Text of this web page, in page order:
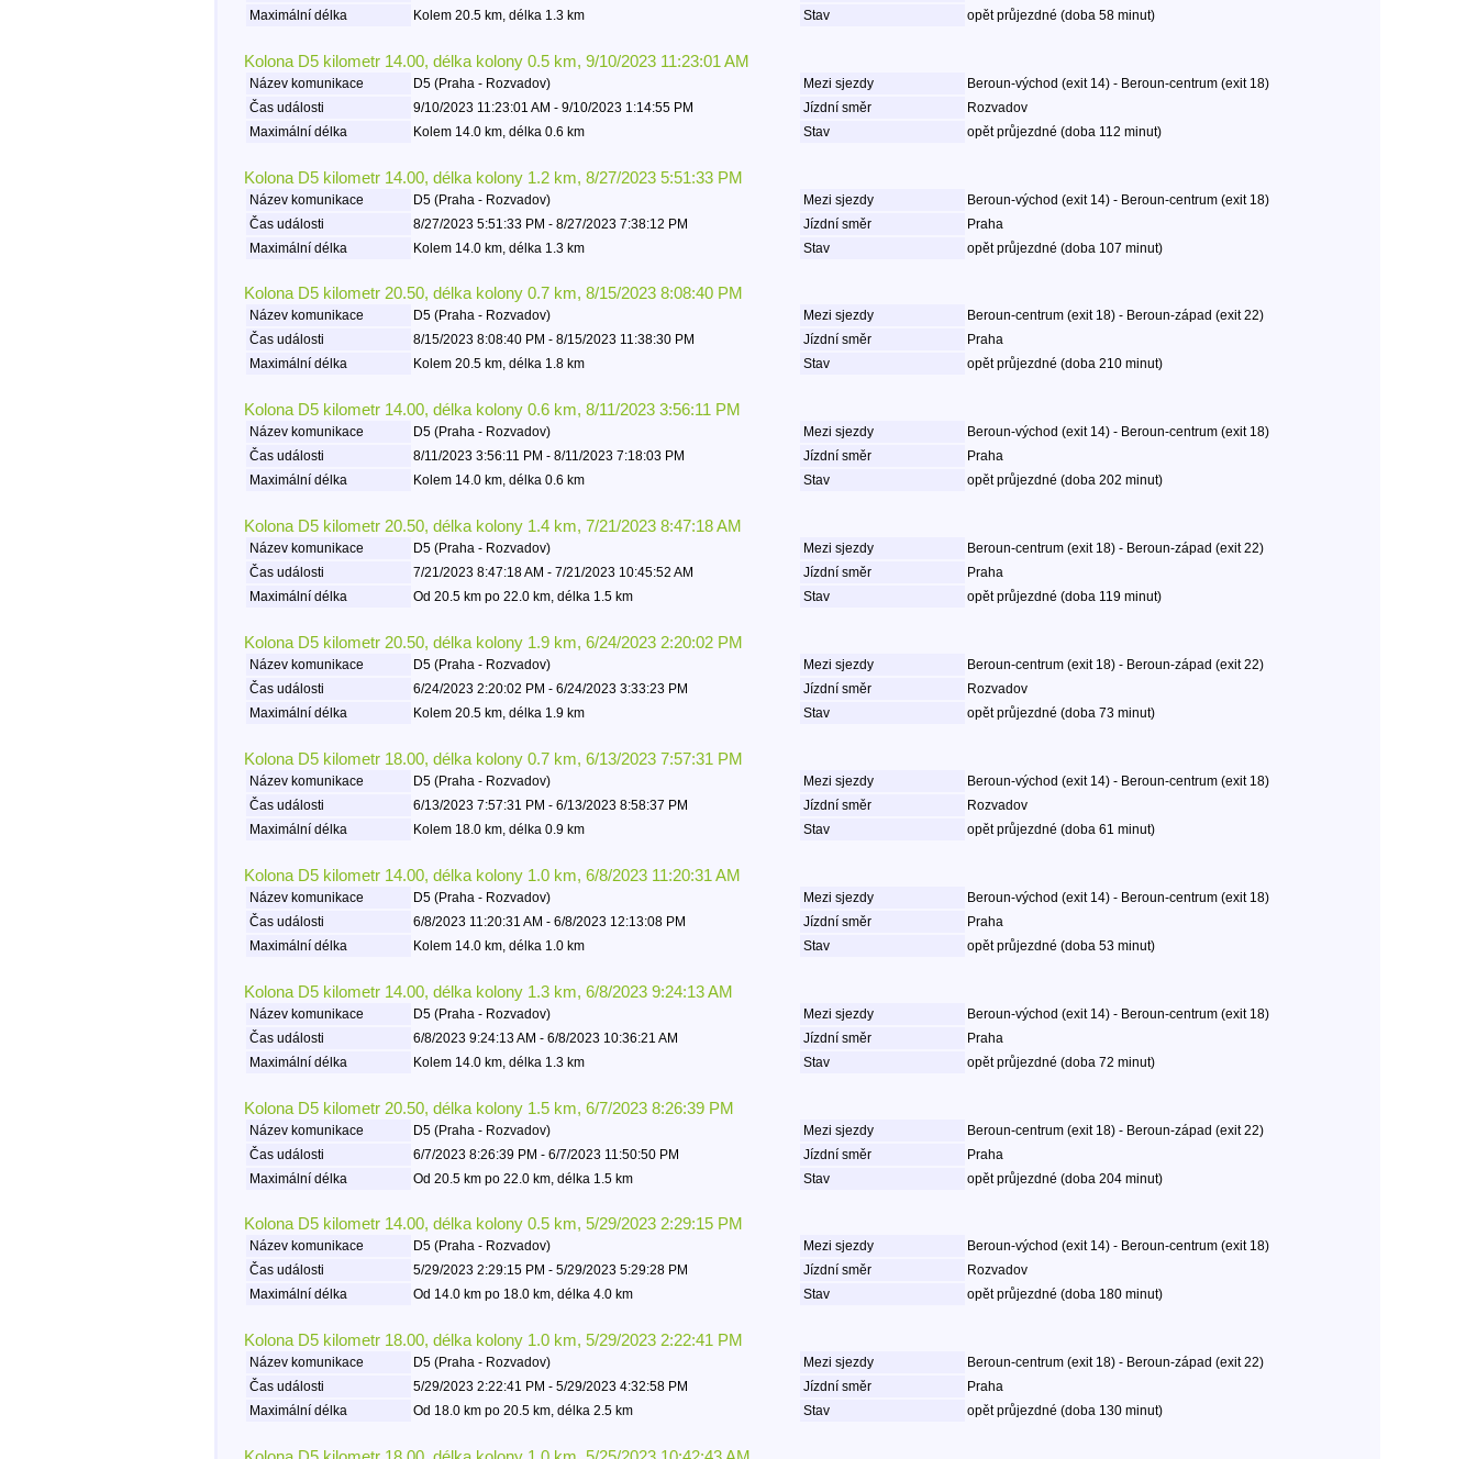
Maximální délka
Kolem 20.5 km, délka 1.3 km Stav opět průjezdné (doba 58 minut)
Kolona D5 kilometr 14.00, délka kolony 0.5 km, 9/10/2023 11:23:01 AM
Název komunikace D5 (Praha - Rozvadov) Mezi sjezdy
Beroun-východ (exit 14) - Beroun-centrum (exit 18)
Čas události
9/10/2023 11:23:01 AM - 9/10/2023 1:14:55 PM Jízdní směr
Rozvadov
Maximální délka
Kolem 14.0 km, délka 0.6 km Stav opět průjezdné (doba 112 minut)
Kolona D5 kilometr 14.00, délka kolony 1.2 km, 8/27/2023 5:51:33 PM
Název komunikace D5 (Praha - Rozvadov) Mezi sjezdy
Beroun-východ (exit 14) - Beroun-centrum (exit 18)
Čas události
8/27/2023 5:51:33 PM - 8/27/2023 7:38:12 PM Jízdní směr
Praha
Maximální délka
Kolem 14.0 km, délka 1.3 km Stav opět průjezdné (doba 107 minut)
Kolona D5 kilometr 20.50, délka kolony 0.7 km, 8/15/2023 8:08:40 PM
Název komunikace D5 (Praha - Rozvadov) Mezi sjezdy
Beroun-centrum (exit 18) - Beroun-západ (exit 22)
Čas události
8/15/2023 8:08:40 PM - 8/15/2023 11:38:30 PM Jízdní směr
Praha
Maximální délka
Kolem 20.5 km, délka 1.8 km Stav opět průjezdné (doba 210 minut)
Kolona D5 kilometr 14.00, délka kolony 0.6 km, 8/11/2023 3:56:11 PM
Název komunikace D5 (Praha - Rozvadov) Mezi sjezdy
Beroun-východ (exit 14) - Beroun-centrum (exit 18)
Čas události
8/11/2023 3:56:11 PM - 8/11/2023 7:18:03 PM Jízdní směr
Praha
Maximální délka
Kolem 14.0 km, délka 0.6 km Stav opět průjezdné (doba 202 minut)
Kolona D5 kilometr 20.50, délka kolony 1.4 km, 7/21/2023 8:47:18 AM
Název komunikace D5 (Praha - Rozvadov) Mezi sjezdy
Beroun-centrum (exit 18) - Beroun-západ (exit 22)
Čas události
7/21/2023 8:47:18 AM - 7/21/2023 10:45:52 AM Jízdní směr
Praha
Maximální délka
Od 20.5 km po 22.0 km, délka 1.5 km Stav opět průjezdné (doba 119 minut)
Kolona D5 kilometr 20.50, délka kolony 1.9 km, 6/24/2023 2:20:02 PM
Název komunikace D5 (Praha - Rozvadov) Mezi sjezdy
Beroun-centrum (exit 18) - Beroun-západ (exit 22)
Čas události
6/24/2023 2:20:02 PM - 6/24/2023 3:33:23 PM Jízdní směr
Rozvadov
Maximální délka
Kolem 20.5 km, délka 1.9 km Stav opět průjezdné (doba 73 minut)
Kolona D5 kilometr 18.00, délka kolony 0.7 km, 6/13/2023 7:57:31 PM
Název komunikace D5 (Praha - Rozvadov) Mezi sjezdy
Beroun-východ (exit 14) - Beroun-centrum (exit 18)
Čas události
6/13/2023 7:57:31 PM - 6/13/2023 8:58:37 PM Jízdní směr
Rozvadov
Maximální délka
Kolem 18.0 km, délka 0.9 km Stav opět průjezdné (doba 61 minut)
Kolona D5 kilometr 14.00, délka kolony 1.0 km, 6/8/2023 11:20:31 AM
Název komunikace D5 (Praha - Rozvadov) Mezi sjezdy
Beroun-východ (exit 14) - Beroun-centrum (exit 18)
Čas události
6/8/2023 11:20:31 AM - 6/8/2023 12:13:08 PM Jízdní směr
Praha
Maximální délka
Kolem 14.0 km, délka 1.0 km Stav opět průjezdné (doba 53 minut)
Kolona D5 kilometr 14.00, délka kolony 1.3 km, 6/8/2023 9:24:13 AM
Název komunikace D5 (Praha - Rozvadov) Mezi sjezdy
Beroun-východ (exit 14) - Beroun-centrum (exit 18)
Čas události
6/8/2023 9:24:13 AM - 6/8/2023 10:36:21 AM Jízdní směr
Praha
Maximální délka
Kolem 14.0 km, délka 1.3 km Stav opět průjezdné (doba 72 minut)
Kolona D5 kilometr 20.50, délka kolony 1.5 km, 6/7/2023 8:26:39 PM
Název komunikace D5 (Praha - Rozvadov) Mezi sjezdy
Beroun-centrum (exit 18) - Beroun-západ (exit 22)
Čas události
6/7/2023 8:26:39 PM - 6/7/2023 11:50:50 PM Jízdní směr
Praha
Maximální délka
Od 20.5 km po 22.0 km, délka 1.5 km Stav opět průjezdné (doba 204 minut)
Kolona D5 kilometr 14.00, délka kolony 0.5 km, 5/29/2023 2:29:15 PM
Název komunikace D5 (Praha - Rozvadov) Mezi sjezdy
Beroun-východ (exit 14) - Beroun-centrum (exit 18)
Čas události
5/29/2023 2:29:15 PM - 5/29/2023 5:29:28 PM Jízdní směr
Rozvadov
Maximální délka
Od 14.0 km po 18.0 km, délka 4.0 km Stav opět průjezdné (doba 180 minut)
Kolona D5 kilometr 18.00, délka kolony 1.0 km, 5/29/2023 2:22:41 PM
Název komunikace D5 (Praha - Rozvadov) Mezi sjezdy
Beroun-centrum (exit 18) - Beroun-západ (exit 22)
Čas události
5/29/2023 2:22:41 PM - 5/29/2023 4:32:58 PM Jízdní směr
Praha
Maximální délka
Od 18.0 km po 20.5 km, délka 2.5 km Stav opět průjezdné (doba 130 minut)